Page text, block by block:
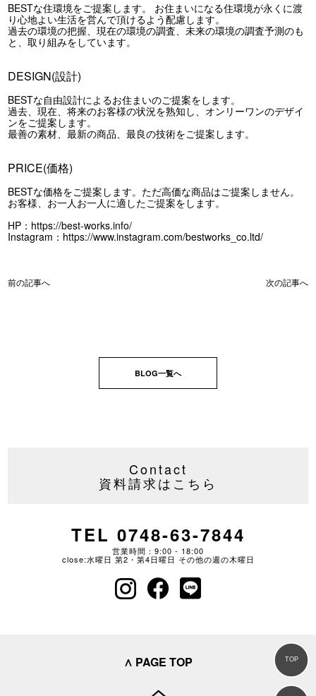
BESTな住環境をご提案します。 お住まいになる住環境が永くに渡
り心地よい生活を営んで頂けるよう配慮します。
過去の環境の把握、現在の環境の調査、未来の環境の調査予測のも
と、取り組みをしています。
DESIGN(設計)
BESTな自由設計によるお住まいのご提案をします。
過去、現在、将来のお客様の状況を熟知し、オンリーワンのデザイ
ンをご提案します。
最善の素材、最新の商品、最良の技術をご提案します。
PRICE(価格)
BESTな価格をご提案します。ただ高価な商品はご提案しません。
お客様、お一人お一人に適したご提案をします。
HP： https://best-works.info/
Instagram： https://www.instagram.com/bestworks_co.ltd/
前の記事へ 次の記事へ
BLOG一覧へ
Contact
資料請求はこちら
TEL 0748-63-7844
営業時間：9:00 - 18:00
close:水曜日 第2・第4日曜日 その他の週の木曜日
∧ PAGE TOP